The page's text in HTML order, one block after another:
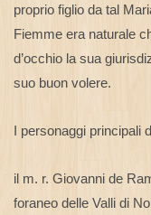
proprio figlio da tal
Fiemme era naturale
d’occhio la sua
suo buon volere.
I personaggi principali
il m. r. Giovanni de
foraneo delle Valli di